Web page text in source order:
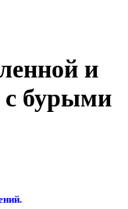
и
с бурыми